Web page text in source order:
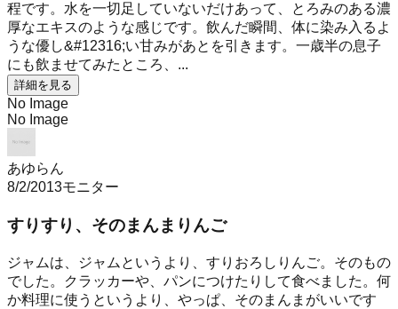
程です。水を一切足していないだけあって、とろみのある濃
厚なエキスのような感じです。飲んだ瞬間、体に染み入るよ
うな優し&#12316;い甘みがあとを引きます。一歳半の息子
にも飲ませてみたところ、...
詳細を見る
No Image
No Image
あゆらん
8/2/2013モニター
すりすり、そのまんまりんご
ジャムは、ジャムというより、すりおろしりんご。そのもの
でした。クラッカーや、パンにつけたりして食べました。何
か料理に使うというより、やっぱ、そのまんまがいいです